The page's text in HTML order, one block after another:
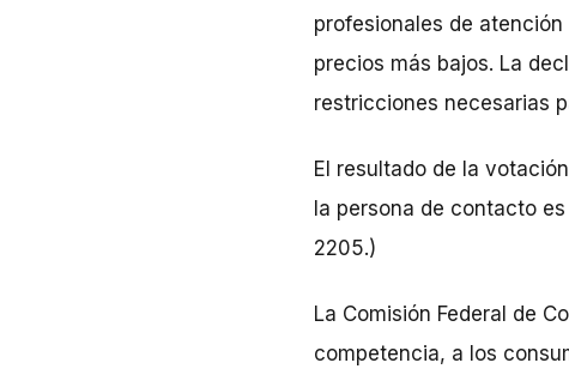
profesionales de
precios más bajos. La
restricciones necesarias
El resultado de la
la persona de contacto
2205.)
La Comisión Federal de
competencia, a los